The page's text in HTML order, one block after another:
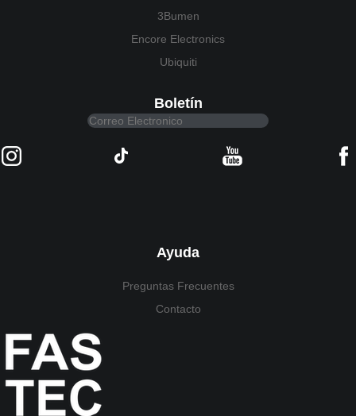
3Bumen
Encore Electronics
Ubiquiti
Boletín
Ayuda
Preguntas Frecuentes
Contacto